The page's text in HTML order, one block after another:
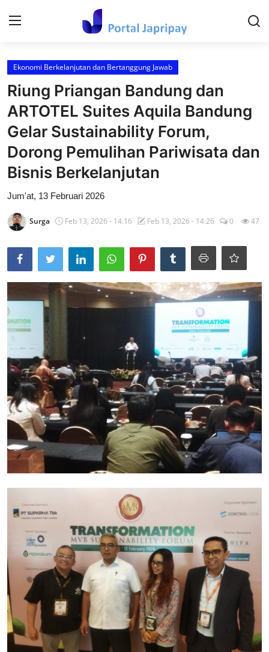
Login Register
Home
Contact
Kesehatan Dan keperawatan
Hiburan dan Budaya Populer
Tehnology
Video Viral
Cryptocurrency
Tambang
Fashion dan Gaya Hidup
Industri Perhotelan dan Pariwisata
Berita Viral
Inovasi Transportasi dan Mobilitas
Pendidikan dan Pengembangan Karir
Gallery
Politik dan Pemerintahan
Pandemi COVID-19
Industri Gadget dan Elektronik
Konsumen
Ekonomi Berkelanjutan dan Bertanggung Jawab
Riung Priangan Bandung dan
ARTOTEL Suites Aquila Bandung
Gelar Sustainability Forum,
Dorong Pemulihan Pariwisata dan
Bisnis Berkelanjutan
Jum'at, 13 Februari 2026
Surga Feb 13, 2026 - 14:16 Feb 13, 2026 - 14:26 0 47